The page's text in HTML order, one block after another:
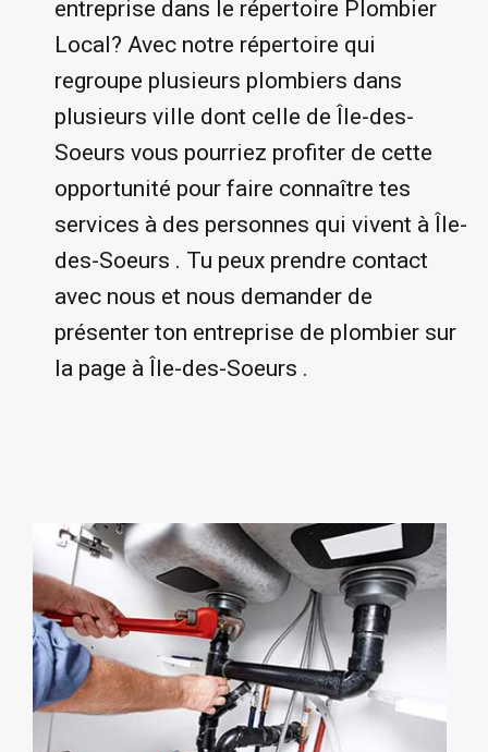
entreprise dans le répertoire Plombier
Local? Avec notre répertoire qui
regroupe plusieurs plombiers dans
plusieurs ville dont celle de Île-des-
Soeurs vous pourriez profiter de cette
opportunité pour faire connaître tes
services à des personnes qui vivent à Île-
des-Soeurs . Tu peux prendre contact
avec nous et nous demander de
présenter ton entreprise de plombier sur
la page à Île-des-Soeurs .